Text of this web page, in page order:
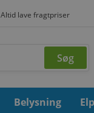
Altid lave fragtpriser
Belysning